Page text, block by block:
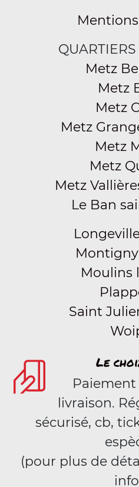
Metz
Metz
Metz
Metz
Metz
Metz
Metz
Le Ban
Moulins
Saint
Le
livraison.
sécurisé, cb,
(pour plus de